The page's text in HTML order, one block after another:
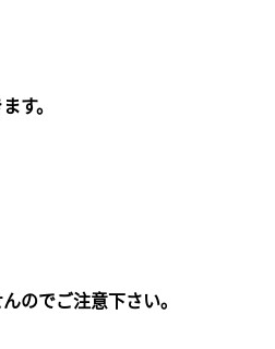
す。
のでご注意下さい｡